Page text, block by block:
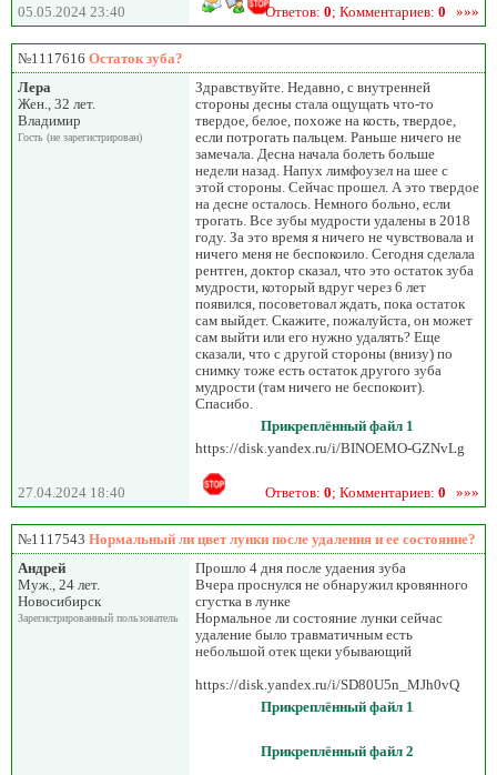
05.05.2024 23:40 Ответов: 0; Комментариев: 0 »»»
№1117616 Остаток зуба?
Лера
Жен., 32 лет.
Владимир
Гость (не зарегистрирован)
Здравствуйте. Недавно, с внутренней
стороны десны стала ощущать что-то
твердое, белое, похоже на кость, твердое,
если потрогать пальцем. Раньше ничего не
замечала. Десна начала болеть больше
недели назад. Напух лимфоузел на шее с
этой стороны. Сейчас прошел. А это твердое
на десне осталось. Немного больно, если
трогать. Все зубы мудрости удалены в 2018
году. За это время я ничего не чувствовала и
ничего меня не беспокоило. Сегодня сделала
рентген, доктор сказал, что это остаток зуба
мудрости, который вдруг через 6 лет
появился, посоветовал ждать, пока остаток
сам выйдет. Скажите, пожалуйста, он может
сам выйти или его нужно удалять? Еще
сказали, что с другой стороны (внизу) по
снимку тоже есть остаток другого зуба
мудрости (там ничего не беспокоит).
Спасибо.
Прикреплённый файл 1
https://disk.yandex.ru/i/BINOEMO-GZNvLg
27.04.2024 18:40 Ответов: 0; Комментариев: 0 »»»
№1117543 Нормальный ли цвет лунки после удаления и ее состояние?
Андрей
Муж., 24 лет.
Новосибирск
Зарегистрированный пользователь
Прошло 4 дня после удаения зуба
Вчера проснулся не обнаружил кровянного
сгустка в лунке
Нормальное ли состояние лунки сейчас
удаление было травматичным есть
небольшой отек щеки убывающий
https://disk.yandex.ru/i/SD80U5n_MJh0vQ
Прикреплённый файл 1
Прикреплённый файл 2